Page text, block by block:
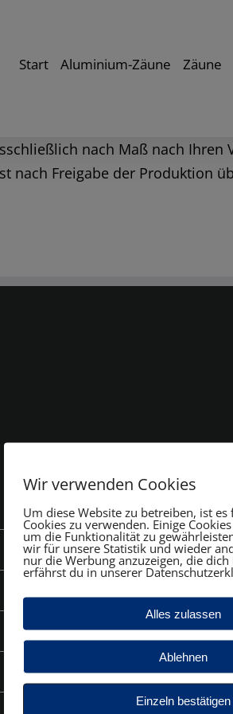
Start Aluminium-Zäune Zäune
nach Maß nach Ihren
Freigabe der Produktion
Wir verwenden Cookies
Um diese Website zu betreiben, ist
Cookies zu verwenden. Einige
um die Funktionalität zu
wir für unsere Statistik und wieder
nur die Werbung anzuzeigen, die
erfährst du in unserer
Alles zulassen
Ablehnen
Einzeln bestätigen